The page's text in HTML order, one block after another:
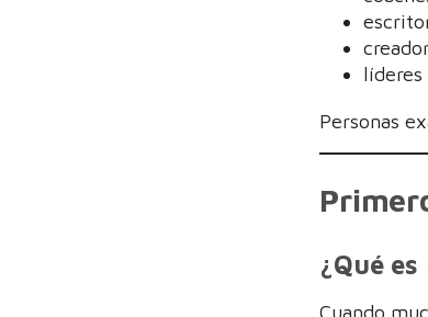
líderes
Personas
¿Qué
Cuando